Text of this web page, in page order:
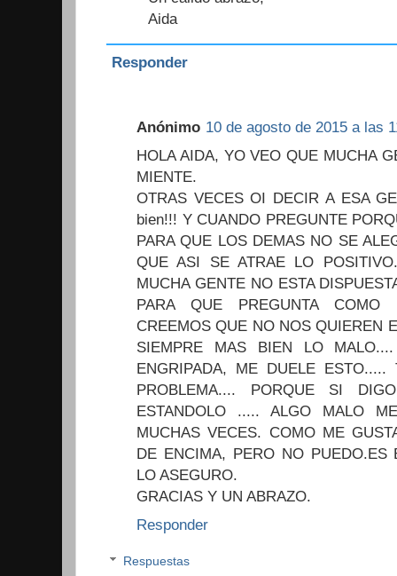
Aida
Responder
Anónimo 10 de agosto de 2015 a las
HOLA AIDA, YO VEO QUE MUCHA
MIENTE.
OTRAS VECES OI DECIR A ESA
bien!!! Y CUANDO PREGUNTE
PARA QUE LOS DEMAS NO SE
QUE ASI SE ATRAE LO
MUCHA GENTE NO ESTA
PARA QUE PREGUNTA COMO
CREEMOS QUE NO NOS QUIEREN
SIEMPRE MAS BIEN LO
ENGRIPADA, ME DUELE
PROBLEMA.... PORQUE SI
ESTANDOLO ..... ALGO MALO
MUCHAS VECES. COMO ME
DE ENCIMA, PERO NO
LO ASEGURO.
GRACIAS Y UN ABRAZO.
Responder
Respuestas